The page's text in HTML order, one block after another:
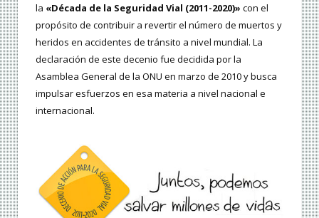
la «Década de la Seguridad Vial (2011-2020)» con el
propósito de contribuir a revertir el número de muertos y
heridos en accidentes de tránsito a nivel mundial. La
declaración de este decenio fue decidida por la
Asamblea General de la ONU en marzo de 2010 y busca
impulsar esfuerzos en esa materia a nivel nacional e
internacional.